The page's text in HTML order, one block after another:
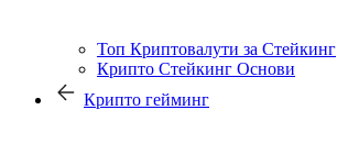
Топ Криптовалути за Стейкинг
Крипто Стейкинг Основи
Крипто гейминг